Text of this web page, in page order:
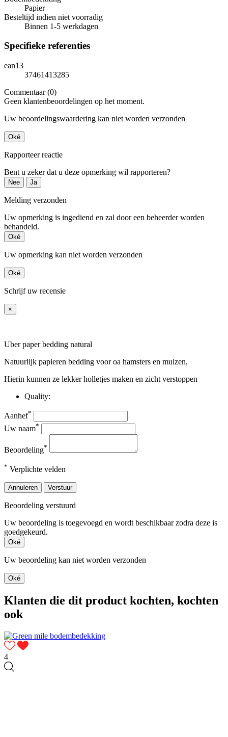
Papier
Besteltijd indien niet voorradig
Binnen 1-5 werkdagen
Specifieke referenties
ean13
37461413285
Commentaar (0)
Geen klantenbeoordelingen op het moment.
Uw beoordelingswaardering kan niet worden verzonden
Oké
Rapporteer reactie
Bent u zeker dat u deze opmerking wil rapporteren?
Nee Ja
Melding verzonden
Uw opmerking is ingediend en zal door een beheerder worden
behandeld.
Oké
Uw opmerking kan niet worden verzonden
Oké
Schrijf uw recensie
×
Uber paper bedding natural
Natuurlijk papieren bedding voor oa hamsters en muizen,
Hierin kunnen ze lekker holletjes maken en zicht verstoppen
Quality:
Aanhef*
Uw naam*
Beoordeling*
* Verplichte velden
Annuleren Verstuur
Beoordeling verstuurd
Uw beoordeling is toegevoegd en wordt beschikbaar zodra deze is
goedgekeurd.
Oké
Uw beoordeling kan niet worden verzonden
Oké
Klanten die dit product kochten, kochten
ook
4